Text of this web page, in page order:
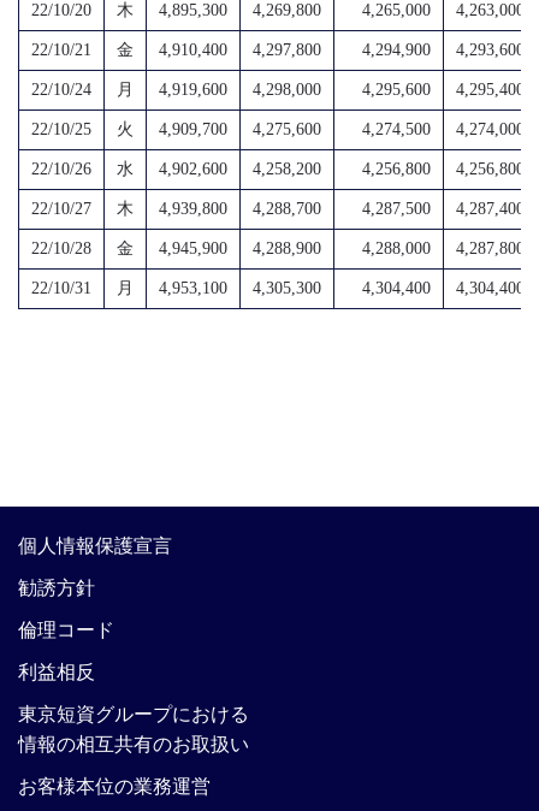
22/10/20 木 4,895,300 4,269,800 4,265,000 4,263,000
22/10/21 金 4,910,400 4,297,800 4,294,900 4,293,600
22/10/24 月 4,919,600 4,298,000 4,295,600 4,295,400
22/10/25 火 4,909,700 4,275,600 4,274,500 4,274,000
22/10/26 水 4,902,600 4,258,200 4,256,800 4,256,800
22/10/27 木 4,939,800 4,288,700 4,287,500 4,287,400
22/10/28 金 4,945,900 4,288,900 4,288,000 4,287,800
22/10/31 月 4,953,100 4,305,300 4,304,400 4,304,400
個人情報保護宣言
勧誘方針
倫理コード
利益相反
東京短資グループにおける
情報の相互共有のお取扱い
お客様本位の業務運営